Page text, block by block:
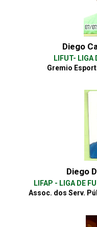
Diego
LIFUT- LIGA
Gremio
Diego
LIFAP - LIGA DE
Assoc. dos Serv.